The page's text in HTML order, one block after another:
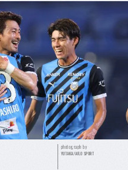
photograph by
YUTAKA/AFLO SPORT